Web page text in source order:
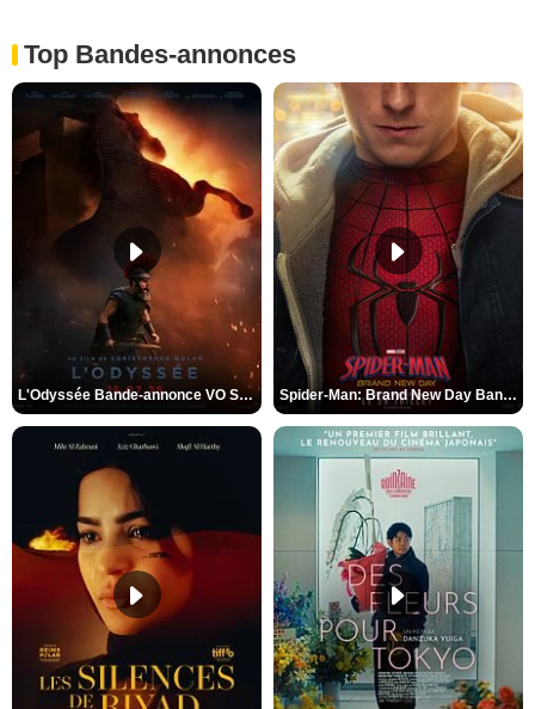
Top Bandes-annonces
L'Odyssée Bande-annonce VO STFR Spider-Man: Brand New Day Bande-annonce VO STFR